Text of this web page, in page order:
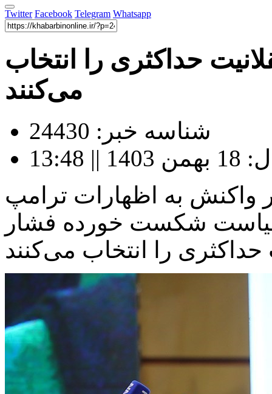
Twitter Facebook Telegram Whatsapp
حداکثری را انتخاب
می‌کنند
شناسه خبر: 24430
واکنش به اظهارات ترامپ
شکست خورده‌ فشار